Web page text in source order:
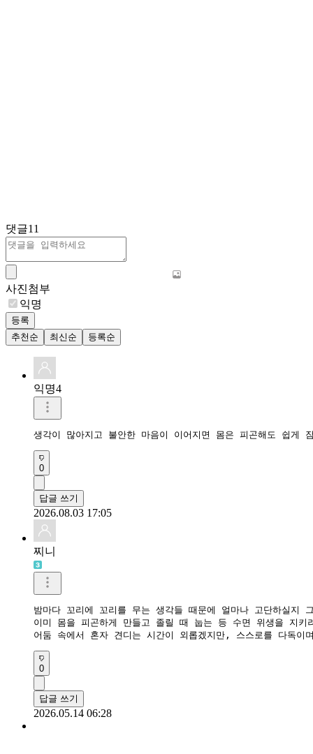
댓글11
사진첨부
익명
등록
추천순
최신순 등록순
익명4
생각이 많아지고 불안한 마음이 이어지면 몸은 피곤해도 쉽
0
답글 쓰기
2026.08.03 17:05
찌니
밤마다 꼬리에 꼬리를 무는 생각들 때문에 얼마나 고단하실지
이미 몸을 피곤하게 만들고 졸릴 때 눕는 등 수면 위생을 지
어둠 속에서 혼자 견디는 시간이 외롭겠지만, 스스로를 다독
0
답글 쓰기
2026.05.14 06:28